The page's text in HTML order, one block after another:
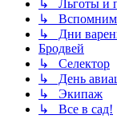
↳ Льготы и
↳ Вспомним
↳ Дни
Бродвей
↳ Селектор
↳ День
↳ Экипаж
↳ Все в сад!